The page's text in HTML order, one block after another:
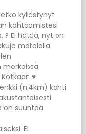
kyllästynyt
kohtaamistesi
Ei hätää, nyt on
matalalla
merkeissä
♥
(n.4km) kohti
on suuntaa
Ei